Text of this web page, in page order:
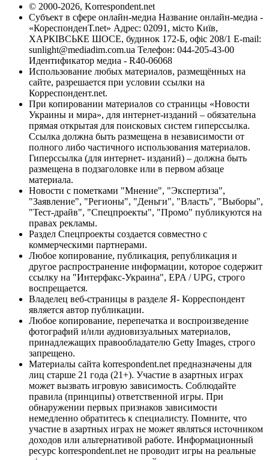
© 2000-2026, Korrespondent.net
Субъект в сфере онлайн-медиа Название онлайн-медиа -
«КореспонденТ.net» Адрес: 02091, місто Київ,
ХАРКІВСЬКЕ ШОСЕ, будинок 172-Б, офіс 208/1 E-mail:
sunlight@mediadim.com.ua Телефон: 044-205-43-00
Идентификатор медиа - R40-06068
Использование любых материалов, размещённых на
сайте, разрешается при условии ссылки на
Корреспондент.net.
При копировании материалов со страницы «Новости
Украины и мира», для интернет-изданий – обязательна
прямая открытая для поисковых систем гиперссылка.
Ссылка должна быть размещена в независимости от
полного либо частичного использования материалов.
Гиперссылка (для интернет- изданий) – должна быть
размещена в подзаголовке или в первом абзаце
материала.
Новости с пометками "Мнение", "Экспертиза",
"Заявление", "Регионы", "Деньги", "Власть", "Выборы",
"Тест-драйв", "Спецпроекты", "Промо" публикуются на
правах рекламы.
Раздел Спецпроекты создается совместно с
коммерческими партнерами.
Любое копирование, публикация, републикация и
другое распространение информации, которое содержит
ссылку на "Интерфакс-Украина", EPA / UPG, строго
воспрещается.
Владелец веб-страницы в разделе Я- Корреспондент
является автор публикации.
Любое копирование, перепечатка и воспроизведение
фотографий и/или аудиовизуальных материалов,
принадлежащих правообладателю Getty Images, строго
запрещено.
Материалы сайта korrespondent.net предназначены для
лиц старше 21 года (21+). Участие в азартных играх
может вызвать игровую зависимость. Соблюдайте
правила (принципы) ответственной игры. При
обнаружении первых признаков зависимости
немедленно обратитесь к специалисту. Помните, что
участие в азартных играх не может являться источником
доходов или альтернативой работе. Информационный
ресурс korrespondent.net не проводит игры на реальные